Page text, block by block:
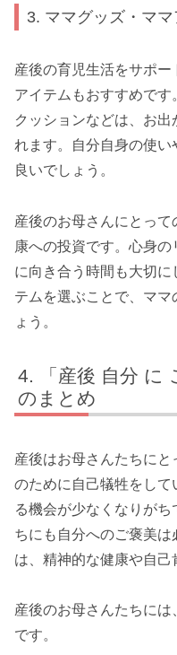
3. ママグッズ・マ
産後の育児生活をサポ
アイテムもおすすめで
クッションなどは、お出
れます。自分自身の使
良いでしょう。
産後のお母さんにとっ
康への投資です。心身
に向き合う時間も大切
テムを選ぶことで、マ
ょう。
「産後 自分 に
のまとめ
産後はお母さんたちに
のために自己犠牲をし
る機会が少なくなりが
ちにも自分へのご褒美
は、精神的な健康や自己
産後のお母さんたちに
です。